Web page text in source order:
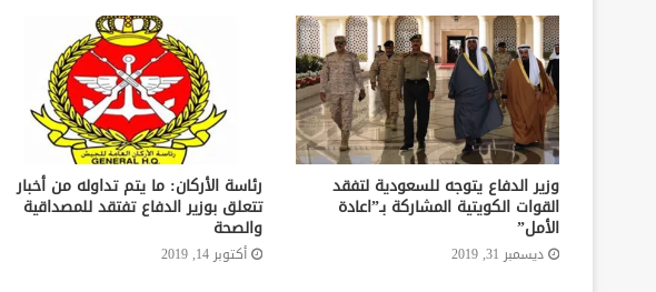
وزير الدفاع يتوجه للسعودية لتفقد
القوات الكويتية المشاركة بـ”اعادة
الأمل”
ديسمبر 31, 2019
رئاسة الأركان: ما يتم تداوله من أخبار
تتعلق بوزير الدفاع تفتقد للمصداقية
والصحة
أكتوبر 14, 2019